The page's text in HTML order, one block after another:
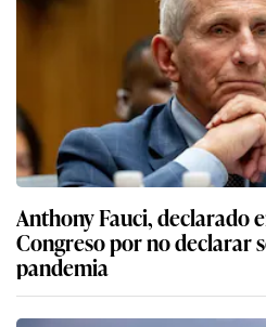
Anthony Fauci, declarado
Congreso por no declarar
pandemia